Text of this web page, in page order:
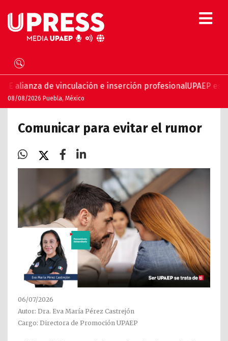
vinculación e inserción profesionalUPAEP estrena
08/08/2026 Puebla, México
Comunicar para evitar el rumor
06/07/2026
Autor: Dra. Eva María Pérez Castrejón
Cargo: Directora de Promoción UPAEP